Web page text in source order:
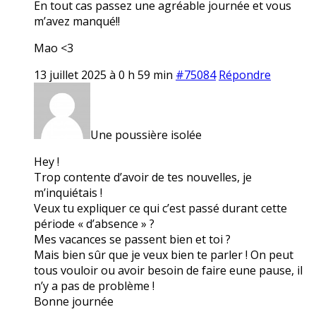
En tout cas passez une agréable journée et vous
m’avez manqué!!
Mao <3
13 juillet 2025 à 0 h 59 min #75084 Répondre
Une poussière isolée
Hey !
Trop contente d’avoir de tes nouvelles, je
m’inquiétais !
Veux tu expliquer ce qui c’est passé durant cette
période « d’absence » ?
Mes vacances se passent bien et toi ?
Mais bien sûr que je veux bien te parler ! On peut
tous vouloir ou avoir besoin de faire eune pause, il
n’y a pas de problème !
Bonne journée